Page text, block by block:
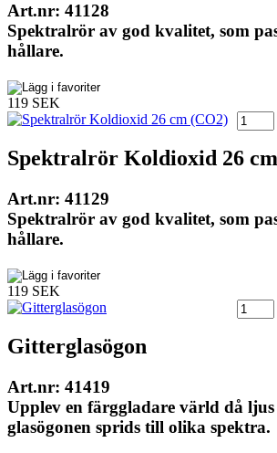
Art.nr: 41128
Spektralrör av god kvalitet, som
hållare.
119 SEK
Spektralrör Koldioxid 26
Art.nr: 41129
Spektralrör av god kvalitet, som
hållare.
119 SEK
Gitterglasögon
Art.nr: 41419
Upplev en färggladare värld då ljus
glasögonen sprids till olika spektra.